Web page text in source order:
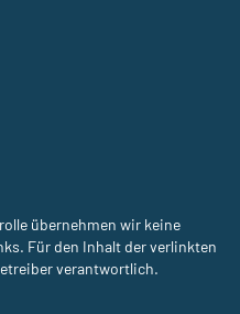
übernehmen wir keine
Für den Inhalt der verlinkten
verantwortlich.